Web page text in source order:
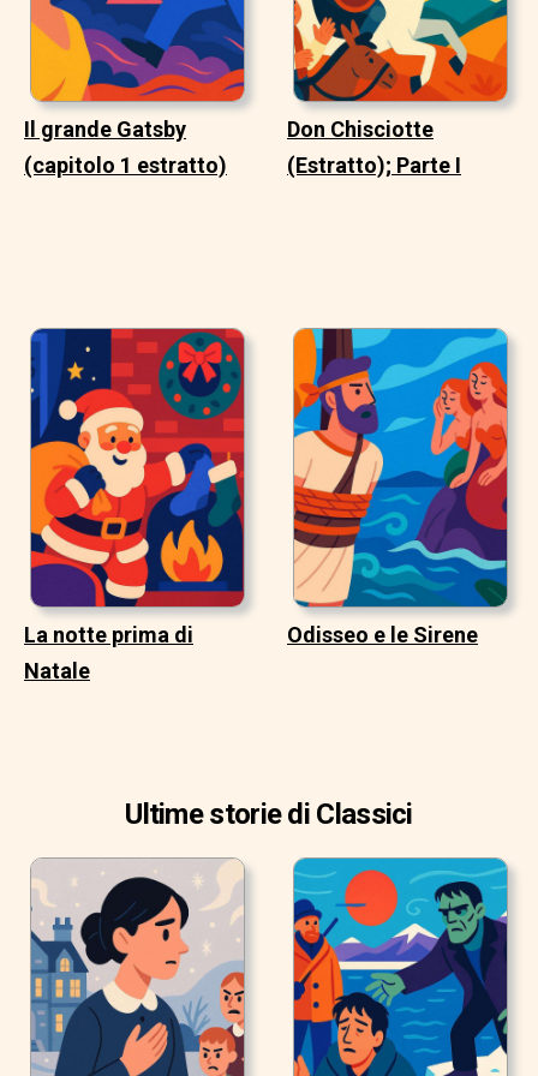
Il grande Gatsby
(capitolo 1 estratto)
Don Chisciotte
(Estratto); Parte I
La notte prima di
Natale
Odisseo e le Sirene
Ultime storie di Classici